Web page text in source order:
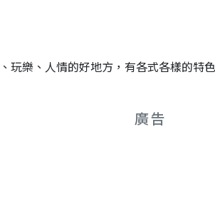
樂、人情的好地方，有各式各樣的特
廣告